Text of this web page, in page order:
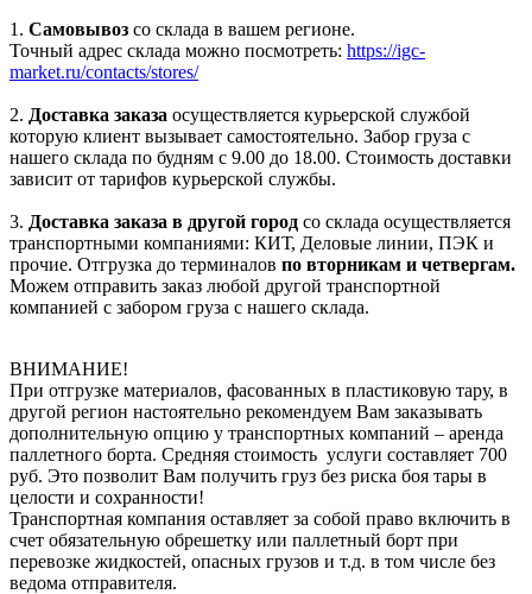
1. Самовывоз со склада в вашем регионе.
Точный адрес склада можно посмотреть: https://igc-
market.ru/contacts/stores/
2. Доставка заказа осуществляется курьерской службой
которую клиент вызывает самостоятельно. Забор груза с
нашего склада по будням с 9.00 до 18.00. Стоимость доставки
зависит от тарифов курьерской службы.
3. Доставка заказа в другой город со склада осуществляется
транспортными компаниями: КИТ, Деловые линии, ПЭК и
прочие. Отгрузка до терминалов по вторникам и четвергам.
Можем отправить заказ любой другой транспортной
компанией с забором груза с нашего склада.
ВНИМАНИЕ!
При отгрузке материалов, фасованных в пластиковую тару, в
другой регион настоятельно рекомендуем Вам заказывать
дополнительную опцию у транспортных компаний – аренда
паллетного борта. Средняя стоимость услуги составляет 700
руб. Это позволит Вам получить груз без риска боя тары в
целости и сохранности!
Транспортная компания оставляет за собой право включить в
счет обязательную обрешетку или паллетный борт при
перевозке жидкостей, опасных грузов и т.д. в том числе без
ведома отправителя.